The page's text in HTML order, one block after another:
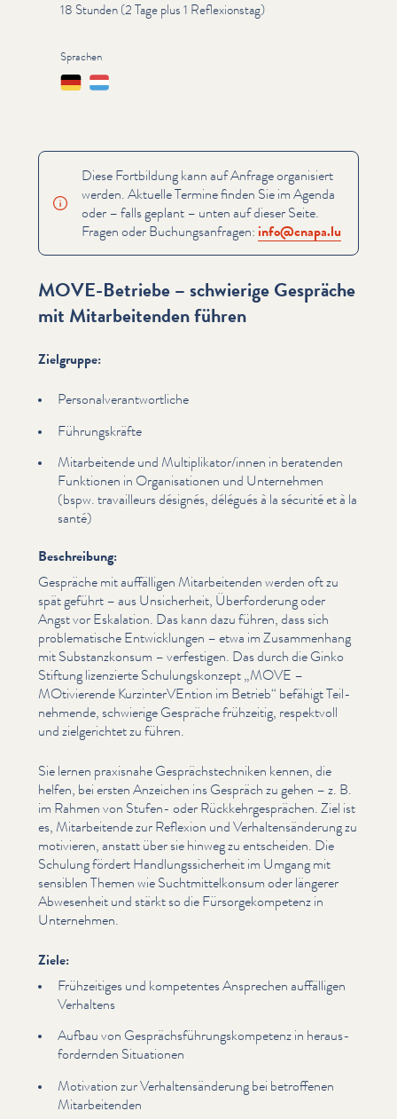
18 Stunden (2 Tage plus 1 Reflexionstag)
Sprachen
DeutschLëtzebuergesch
Diese Fortbildung kann auf Anfrage organisiert
werden. Aktuelle Termine finden Sie im Agenda
oder – falls geplant – unten auf dieser Seite.
Fragen oder Buchungsan­fra­gen: info@​cnapa.​lu
MOVE-Betriebe – schwierige Gespräche
mit Mitarbeitenden führen
Zielgruppe:
Per­son­alver­ant­wortliche
Führungskräfte
Mitar­bei­t­ende und Multiplikator/​innen in beratenden
Funktionen in Organ­i­sa­tio­nen und Unternehmen
(bspw. tra­vailleurs désignés, délégués à la sécurité et à la
santé)
Beschreibung:
Gespräche mit auffälligen Mitar­bei­t­en­den werden oft zu
spät geführt – aus Unsicher­heit, Über­forderung oder
Angst vor Eskalation. Das kann dazu führen, dass sich
prob­lema­tis­che Entwick­lun­gen – etwa im Zusam­men­hang
mit Sub­stanzkon­sum – verfestigen. Das durch die Ginko
Stiftung lizenzierte Schu­lungskonzept„MOVE –
MOtivierende Kurz­in­ter­VEn­tion im Betrieb“ befähigt Teil­
nehmende, schwierige Gespräche frühzeitig, respektvoll
und ziel­gerichtet zu führen.
Sie lernen praxisnahe Gespräch­stech­niken kennen, die
helfen, bei ersten Anzeichen ins Gespräch zu gehen – z. B.
im Rahmen von Stufen- oder Rück­kehrge­sprächen. Ziel ist
es, Mitar­bei­t­ende zur Reflexion und Ver­hal­tensän­derung zu
motivieren, anstatt über sie hinweg zu entscheiden. Die
Schulung fördert Hand­lungssicher­heit im Umgang mit
sensiblen Themen wie Sucht­mit­telkon­sum oder längerer
Abwesenheit und stärkt so die Für­sorgekom­pe­tenz in
Unternehmen.
Ziele:
Frühzeit­iges und kompetentes Ansprechen auffälligen
Verhaltens
Aufbau von Gesprächs­führungskom­pe­tenz in her­aus­
fordern­den Situationen
Motivation zur Ver­hal­tensän­derung bei betroffenen
Mitar­bei­t­en­den